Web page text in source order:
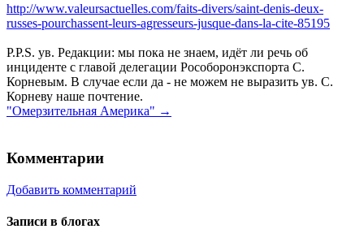
http://www.valeursactuelles.com/faits-divers/saint-denis-deux-
russes-pourchassent-leurs-agresseurs-jusque-dans-la-cite-85195
P.P.S. ув. Редакции: мы пока не знаем, идёт ли речь об
инциденте с главой делегации Рособоронэкспорта С.
Корневым. В случае если да - не можем не выразить ув. С.
Корневу наше почтение.
"Омерзительная Америка" →
Комментарии
Добавить комментарий
Записи в блогах